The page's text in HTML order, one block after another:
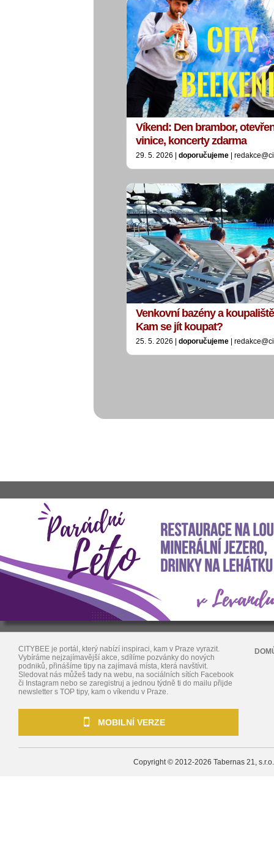
Víkend: Den brambor,
vinice, koncerty zdarma
29. 5. 2026 | doporučujeme |
Venkovní bazény a
Kam se jít koupat?
25. 5. 2026 | doporučujeme |
CITYBEE je portál, který nabízí inspiraci, kam v Praze vyrazit.
Vybíráme nejzajímavější akce, sdílíme pozvánky do nových
podniků, přinášíme tipy na zajímavá místa, která navštívit.
Sledovat nás můžeš tady na webu, na sociálních sítích Facebook
či Instagram nebo se zaregistruj a jednou týdně ti do mailu přijde
newsletter s TOP tipy, kam o víkendu v Praze.
MOBILNÍ VERZE
Copyright © 2012-2026 Tabernas 21, s.r.o.